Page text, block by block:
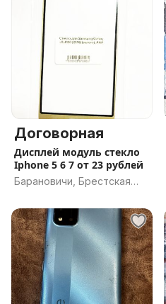
Договорная
Дисплей модуль стекло
Iphone 5 6 7 от 23 рублей
Барановичи, Брестская